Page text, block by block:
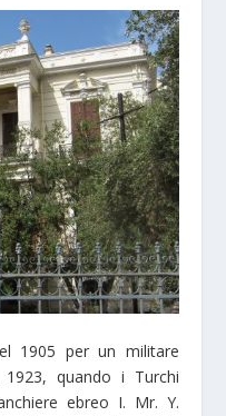
1905 per un militare
quando i Turchi
ebreo I. Mr. Y.